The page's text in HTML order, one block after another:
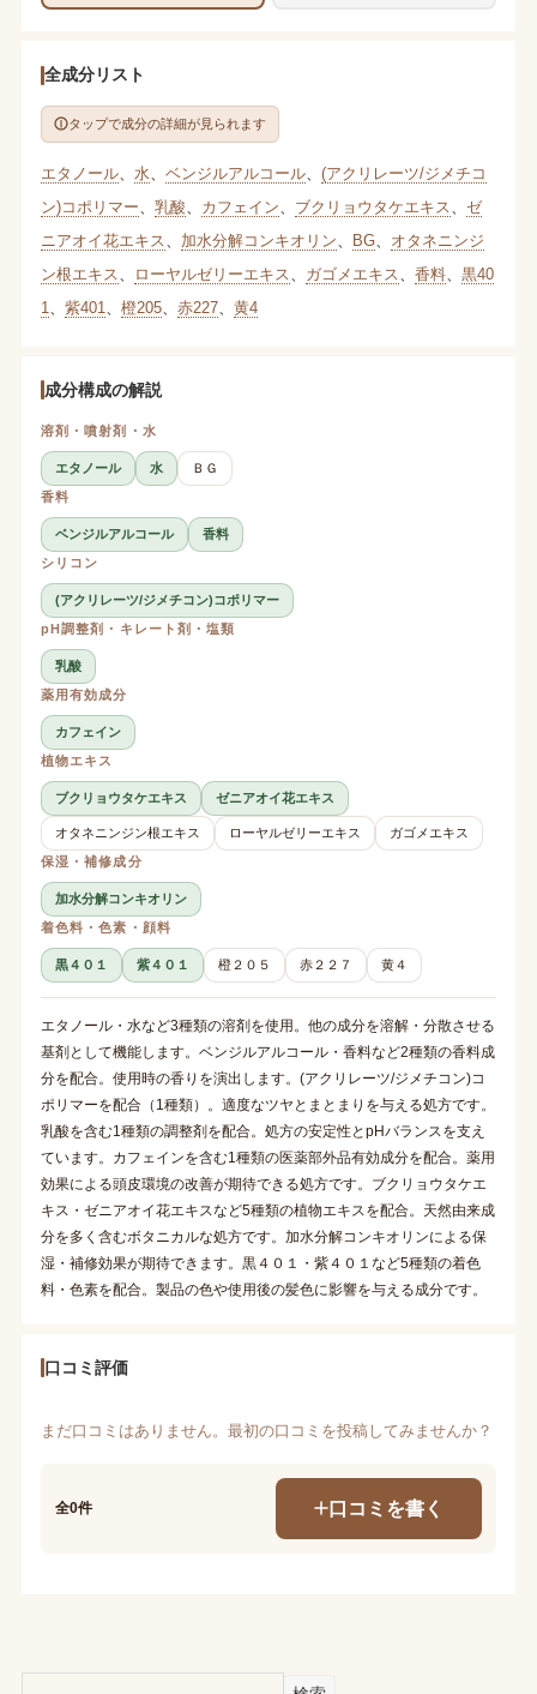
全成分リスト
タップで成分の詳細が見られます
エタノール、 水 ベンジルアルコール、 (アクリレーツ/ジメチコ
ン)コポリマー
乳酸 カフェイン ブクリョウタケエキス
ゼ
ニアオイ花エキス
加水分解コンキオリン BG、 オタネニンジ
ン根エキス
ローヤルゼリーエキス ガゴメエキス 香料、 黒40
1
紫401 橙205、 赤227、 黄4
成分構成の解説
溶剤・噴射剤・水
エタノール 水
ＢＧ
香料
ベンジルアルコール
香料
シリコン
(アクリレーツ/ジメチコン)コポリマー
pH調整剤・キレート剤・塩類
乳酸
薬用有効成分
カフェイン
植物エキス
ブクリョウタケエキス ゼニアオイ花エキス
オタネニンジン根エキス ローヤルゼリーエキス
ガゴメエキス
保湿・補修成分
加水分解コンキオリン
着色料・色素・顔料
黒４０１ 紫４０１ 橙２０５ 赤２２７ 黄４
エタノール・水など3種類の溶剤を使用。他の成分を溶解・分散させる
基剤として機能します。ベンジルアルコール・香料など2種類の香料成
分を配合。使用時の香りを演出します。(アクリレーツ/ジメチコン)コ
ポリマーを配合（1種類）。適度なツヤとまとまりを与える処方です。
乳酸を含む1種類の調整剤を配合。処方の安定性とpHバランスを支え
ています。カフェインを含む1種類の医薬部外品有効成分を配合。薬用
効果による頭皮環境の改善が期待できる処方です。ブクリョウタケエ
キス・ゼニアオイ花エキスなど5種類の植物エキスを配合。天然由来成
分を多く含むボタニカルな処方です。加水分解コンキオリンによる保
湿・補修効果が期待できます。黒４０１・紫４０１など5種類の着色
料・色素を配合。製品の色や使用後の髪色に影響を与える成分です。
口コミ評価
まだ口コミはありません。最初の口コミを投稿してみませんか？
全0件 口コミを書く